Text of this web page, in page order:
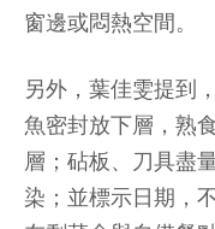
窗邊或悶熱空間。
另外，葉佳雯提到
魚密封放下層，熟
層；砧板、刀具盡
染；並標示日期，